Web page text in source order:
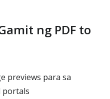
ng PDF to
previews para sa
portals